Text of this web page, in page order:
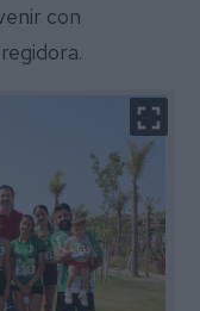
con